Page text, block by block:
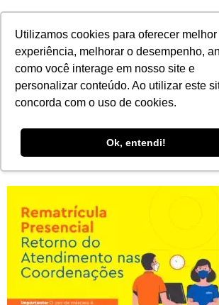
Utilizamos cookies para oferecer melhor
experiência, melhorar o desempenho,
como você interage em nosso site e
personalizar conteúdo. Ao utilizar este
concorda com o uso de cookies.
Ok, entendi!
2021_02_23
Atendimento
1080×651